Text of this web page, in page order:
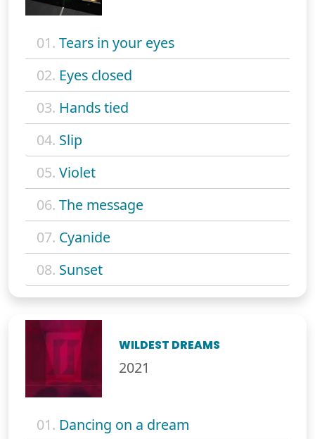
01. Tears in your eyes
02. Eyes closed
03. Hands tied
04. Slip
05. Violet
06. The message
07. Cyanide
08. Sunset
WILDEST DREAMS
2021
01. Dancing on a dream